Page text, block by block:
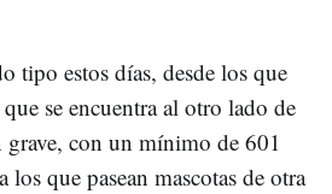
tipo estos días, desde los que
se encuentra al otro lado de
con un mínimo de 601
los que pasean mascotas de otra